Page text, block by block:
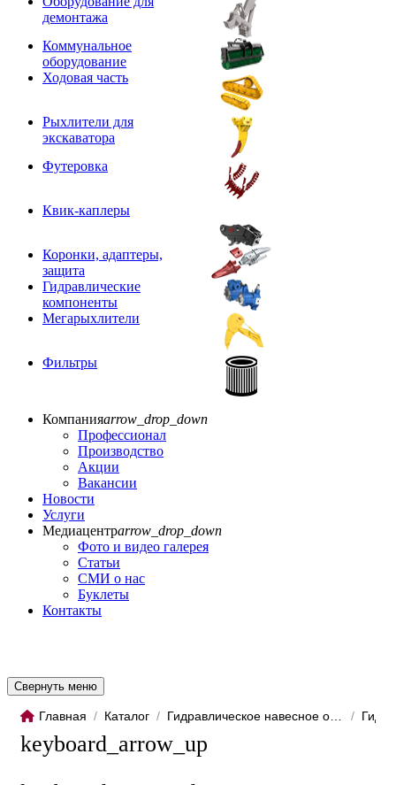
демонтажа
Коммунальное
оборудование
Ходовая часть
Рыхлители для
экскаватора
Футеровка
Квик-каплеры
Коронки, адаптеры,
защита
Гидравлические
компоненты
Мегарыхлители
Фильтры
Компанияarrow_drop_down
Профессионал
Производство
Акции
Вакансии
Новости
Услуги
Медиацентрarrow_drop_down
Фото и видео галерея
Статьи
СМИ о нас
Буклеты
Контакты
Свернуть меню
Главная / Каталог / /
keyboard_arrow_up